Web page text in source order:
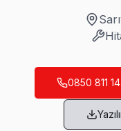
Sarıyer'da
Ayazağa
Ayazağa
0850 811